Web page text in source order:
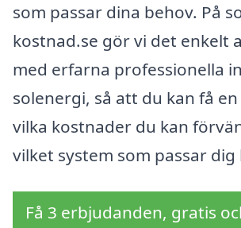
som passar dina behov. På
kostnad.se gör vi det enkelt
med erfarna professionella
solenergi, så att du kan få
vilka kostnader du kan
vilket system som passar dig
Få 3 erbjudanden, gratis